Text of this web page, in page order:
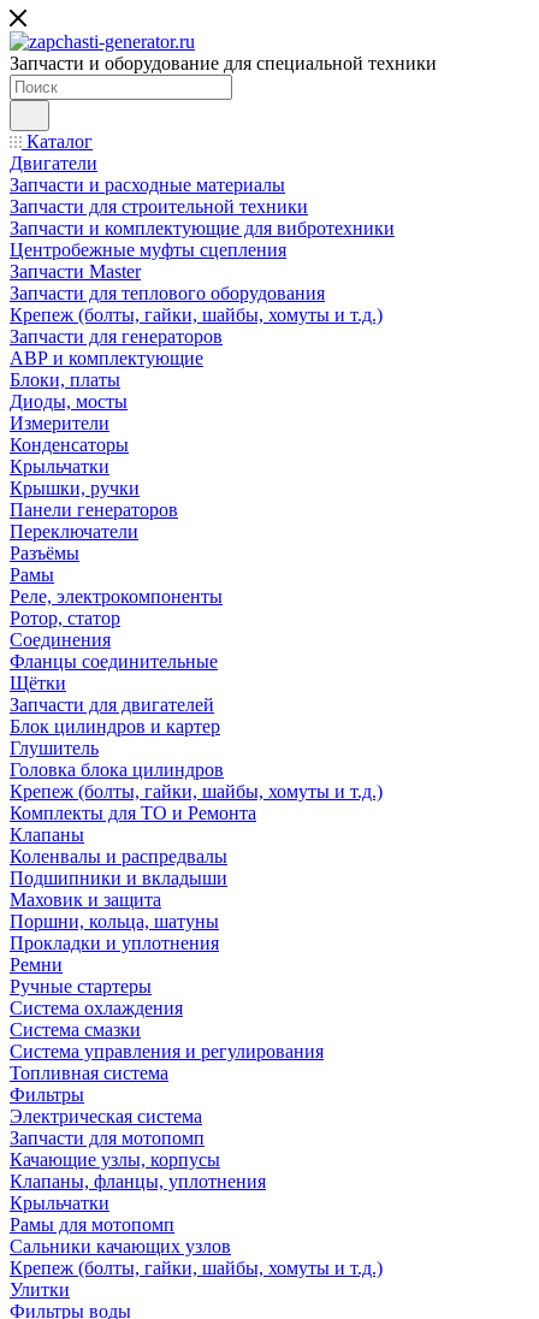
Запчасти и оборудование для специальной техники
Каталог
Двигатели
Запчасти и расходные материалы
Запчасти для строительной техники
Запчасти и комплектующие для вибротехники
Центробежные муфты сцепления
Запчасти Master
Запчасти для теплового оборудования
Крепеж (болты, гайки, шайбы, хомуты и т.д.)
Запчасти для генераторов
АВР и комплектующие
Блоки, платы
Диоды, мосты
Измерители
Конденсаторы
Крыльчатки
Крышки, ручки
Панели генераторов
Переключатели
Разъёмы
Рамы
Реле, электрокомпоненты
Ротор, статор
Соединения
Фланцы соединительные
Щётки
Запчасти для двигателей
Блок цилиндров и картер
Глушитель
Головка блока цилиндров
Крепеж (болты, гайки, шайбы, хомуты и т.д.)
Комплекты для ТО и Ремонта
Клапаны
Коленвалы и распредвалы
Подшипники и вкладыши
Маховик и защита
Поршни, кольца, шатуны
Прокладки и уплотнения
Ремни
Ручные стартеры
Система охлаждения
Система смазки
Система управления и регулирования
Топливная система
Фильтры
Электрическая система
Запчасти для мотопомп
Качающие узлы, корпусы
Клапаны, фланцы, уплотнения
Крыльчатки
Рамы для мотопомп
Сальники качающих узлов
Крепеж (болты, гайки, шайбы, хомуты и т.д.)
Улитки
Фильтры воды